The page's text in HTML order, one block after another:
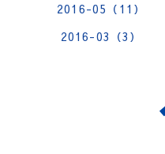
2016-05（11）
2016-03（3）